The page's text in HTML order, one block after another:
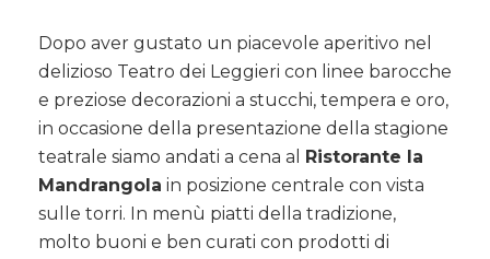
Dopo aver gustato un piacevole aperitivo nel
delizioso Teatro dei Leggieri con linee barocche
e preziose decorazioni a stucchi, tempera e oro,
in occasione della presentazione della stagione
teatrale siamo andati a cena al Ristorante la
Mandrangola in posizione centrale con vista
sulle torri. In menù piatti della tradizione,
molto buoni e ben curati con prodotti di